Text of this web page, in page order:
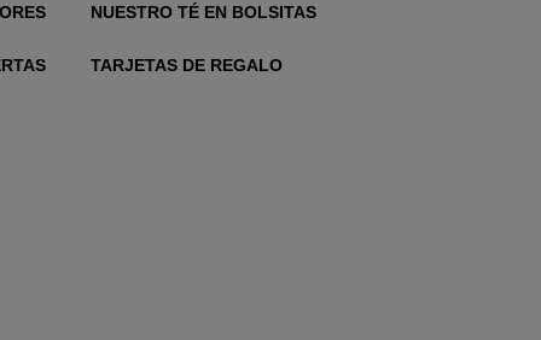
NUESTRO TÉ EN BOLSITAS
TARJETAS DE REGALO